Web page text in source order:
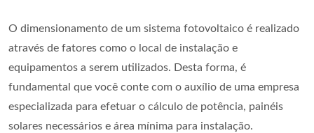
O dimensionamento de um sistema fotovoltaico é realizado
através de fatores como o local de instalação e
equipamentos a serem utilizados. Desta forma, é
fundamental que você conte com o auxílio de uma empresa
especializada para efetuar o cálculo de potência, painéis
solares necessários e área mínima para instalação.